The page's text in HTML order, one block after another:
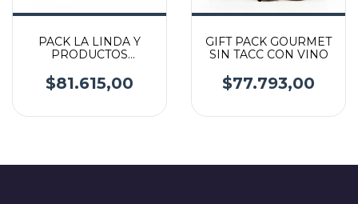
PACK LA LINDA Y
PRODUCTOS
$81.615,00
GIFT PACK GOURMET
SIN TACC CON VINO
$77.793,00